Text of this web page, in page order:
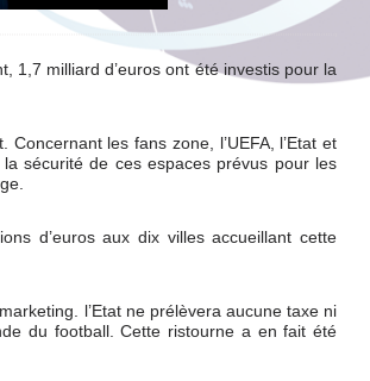
1,7 milliard d’euros ont été investis pour la
les fans zone, l’UEFA, l’Etat et
sécurité de ces espaces prévus pour les
d’euros aux dix villes accueillant cette
l’Etat ne prélèvera aucune taxe ni
du football. Cette ristourne a en fait été